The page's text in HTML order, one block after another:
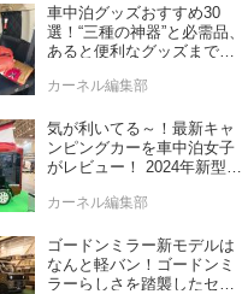
車中泊グッズおすすめ30
選！“三種の神器”と必需品、
あると便利なグッズまで車
カーネル編集部
気が利いてる～！最新キャ
ンピングカーを車中泊女子
がレビュー！ 2024年新型モ
カーネル編集部
ゴードンミラー新モデルは
なんと軽バン！ゴードンミ
ラーらしさを踏襲したセン